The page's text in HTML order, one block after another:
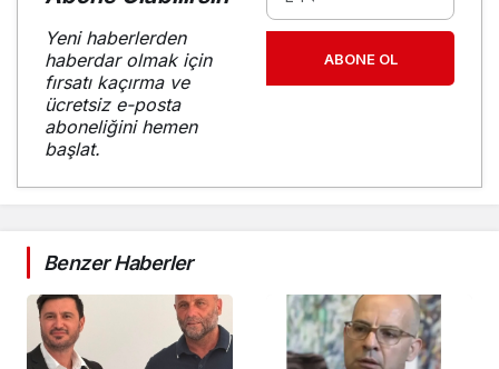
Yeni haberlerden
haberdar olmak için
fırsatı kaçırma ve
ücretsiz e-posta
aboneliğini hemen
başlat.
ABONE OL
Benzer Haberler